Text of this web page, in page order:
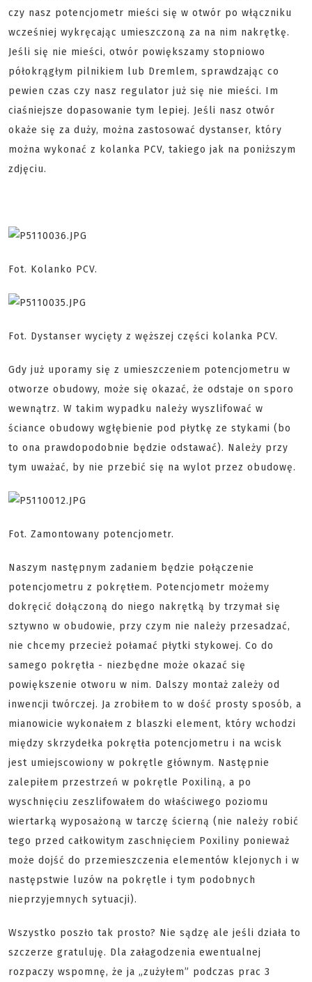
czy nasz potencjometr mieści się w otwór po włączniku
wcześniej wykręcając umieszczoną za na nim nakrętkę.
Jeśli się nie mieści, otwór powiększamy stopniowo
półokrągłym pilnikiem lub Dremlem, sprawdzając co
pewien czas czy nasz regulator już się nie mieści. Im
ciaśniejsze dopasowanie tym lepiej. Jeśli nasz otwór
okaże się za duży, można zastosować dystanser, który
można wykonać z kolanka PCV, takiego jak na poniższym
zdjęciu.
Fot. Kolanko PCV.
Fot. Dystanser wycięty z węższej części kolanka PCV.
Gdy już uporamy się z umieszczeniem potencjometru w
otworze obudowy, może się okazać, że odstaje on sporo
wewnątrz. W takim wypadku należy wyszlifować w
ściance obudowy wgłębienie pod płytkę ze stykami (bo
to ona prawdopodobnie będzie odstawać). Należy przy
tym uważać, by nie przebić się na wylot przez obudowę.
Fot. Zamontowany potencjometr.
Naszym następnym zadaniem będzie połączenie
potencjometru z pokrętłem. Potencjometr możemy
dokręcić dołączoną do niego nakrętką by trzymał się
sztywno w obudowie, przy czym nie należy przesadzać,
nie chcemy przecież połamać płytki stykowej. Co do
samego pokrętła - niezbędne może okazać się
powiększenie otworu w nim. Dalszy montaż zależy od
inwencji twórczej. Ja zrobiłem to w dość prosty sposób, a
mianowicie wykonałem z blaszki element, który wchodzi
między skrzydełka pokrętła potencjometru i na wcisk
jest umiejscowiony w pokrętle głównym. Następnie
zalepiłem przestrzeń w pokrętle Poxiliną, a po
wyschnięciu zeszlifowałem do właściwego poziomu
wiertarką wyposażoną w tarczę ścierną (nie należy robić
tego przed całkowitym zaschnięciem Poxiliny ponieważ
może dojść do przemieszczenia elementów klejonych i w
następstwie luzów na pokrętle i tym podobnych
nieprzyjemnych sytuacji).
Wszystko poszło tak prosto? Nie sądzę ale jeśli działa to
szczerze gratuluję. Dla załagodzenia ewentualnej
rozpaczy wspomnę, że ja „zużyłem” podczas prac 3